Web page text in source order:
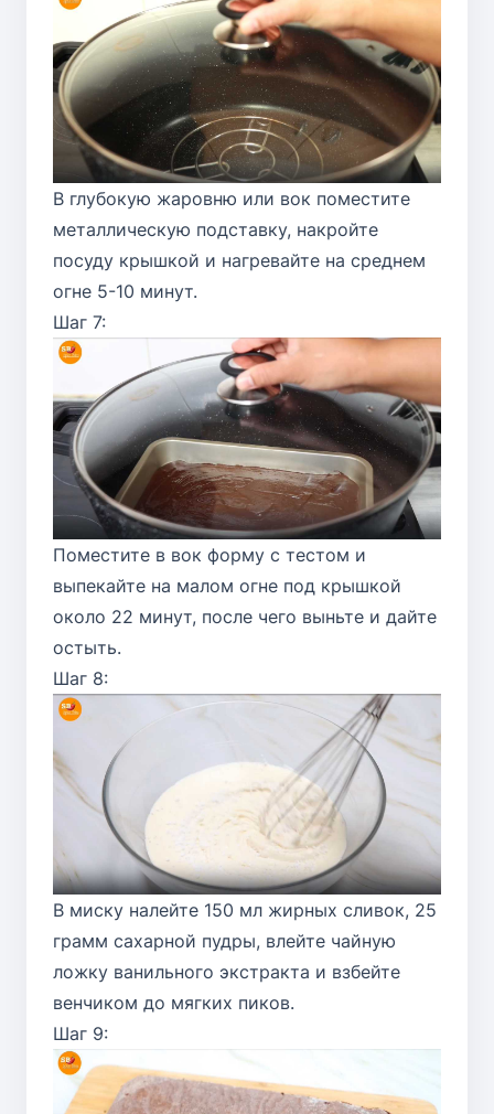
В глубокую жаровню или вок поместите
металлическую подставку, накройте
посуду крышкой и нагревайте на среднем
огне 5-10 минут.
Шаг 7:
Поместите в вок форму с тестом и
выпекайте на малом огне под крышкой
около 22 минут, после чего выньте и дайте
остыть.
Шаг 8:
В миску налейте 150 мл жирных сливок, 25
грамм сахарной пудры, влейте чайную
ложку ванильного экстракта и взбейте
венчиком до мягких пиков.
Шаг 9: